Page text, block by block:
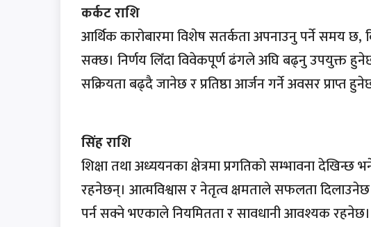
कर्कट राशि
आर्थिक कारोबारमा विशेष सतर्कता अपनाउनु पर्ने समय छ,
सक्छ। निर्णय लिँदा विवेकपूर्ण ढंगले अघि बढ्नु उपयुक्त
सक्रियता बढ्दै जानेछ र प्रतिष्ठा आर्जन गर्ने अवसर प्राप्त
सिंह राशि
शिक्षा तथा अध्ययनका क्षेत्रमा प्रगतिको सम्भावना
रहनेछन्। आत्मविश्वास र नेतृत्व क्षमताले सफलता
पर्न सक्ने भएकाले नियमितता र सावधानी आवश्यक रहनेछ।